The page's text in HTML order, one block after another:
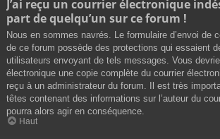
J’ai reçu un courrier électronique
part de quelqu’un sur ce forum !
Nous en sommes navrés. Le formulaire d’envoi de
de ce forum possède des protections qui essaient
utilisateurs envoyant de tels messages. Vous
électronique une copie complète du courrier
reçu à un administrateur du forum. Il est très
têtes contenant des informations sur l’auteur du
pourra alors agir en conséquence.
Haut